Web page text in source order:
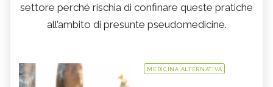
settore perché rischia di confinare queste pratiche
all’ambito di presunte pseudomedicine.
MEDICINA ALTERNATIVA